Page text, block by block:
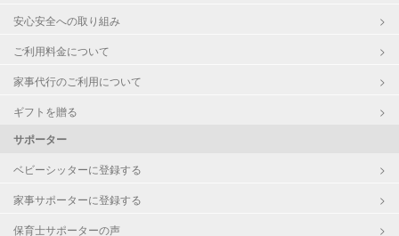
安心安全への取り組み
ご利用料金について
家事代行のご利用について
ギフトを贈る
サポーター
ベビーシッターに登録する
家事サポーターに登録する
保育士サポーターの声